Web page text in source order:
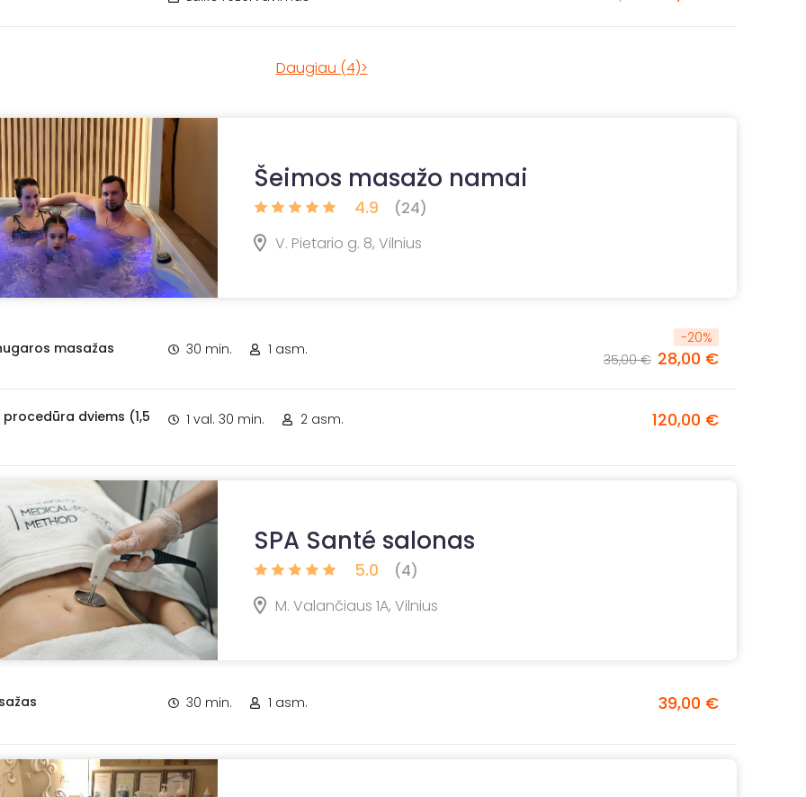
Daugiau (4)>
Šeimos masažo namai
4.9
(24)
V. Pietario g. 8, Vilnius
masažas 30 min. 1 asm.
-20%
35,00 € 28,00 €
dviems (1,5
1 val. 30 min. 2 asm. 120,00 €
SPA Santé salonas
5.0
(4)
M. Valančiaus 1A, Vilnius
30 min. 1 asm. 39,00 €